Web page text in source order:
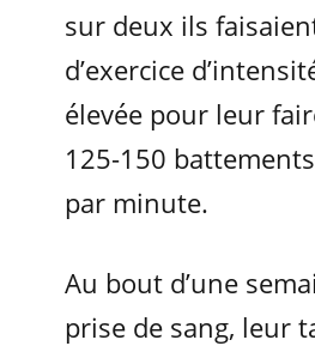
sur deux ils
d’exercice
élevée pour leur
125-150
par minute.
Au bout d’une
prise de sang, leur